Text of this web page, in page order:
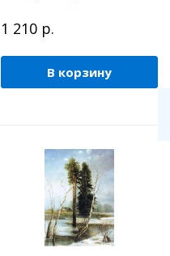
1 210 р.
В корзину